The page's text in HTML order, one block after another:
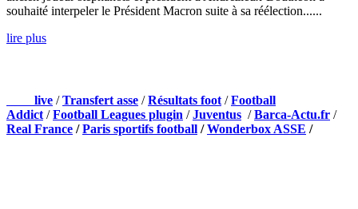
souhaité interpeler le Président Macron suite à sa réélection......
lire plus
live /Transfert asse /Résultats foot /Football
Addict /Football Leagues plugin /Juventus /Barca-Actu.fr /
Real France /Paris sportifs football /Wonderbox ASSE /